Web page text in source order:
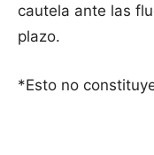
cautela ante las
plazo.
*Esto no